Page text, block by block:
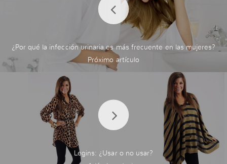
¿Por qué la infección urinaria es más frecuente en las mujeres?
Legins: ¿Usar o no usar?